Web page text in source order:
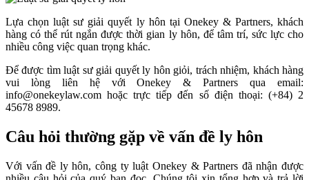
Lựa chọn luật sư giải quyết ly hôn tại Onekey & Partners, khách
hàng có thể rút ngắn được thời gian ly hôn, để tâm trí, sức lực cho
nhiều công việc quan trọng khác.
Để được tìm luật sư giải quyết ly hôn giỏi, trách nhiệm, khách hàng
vui lòng liên hệ với Onekey & Partners qua email:
info@onekeylaw.com hoặc trực tiếp đến số điện thoại: (+84) 2
45678 8989.
Câu hỏi thường gặp về vấn đề ly hôn
Với vấn đề ly hôn, công ty luật Onekey & Partners đã nhận được